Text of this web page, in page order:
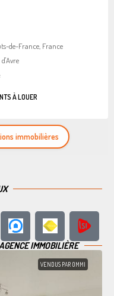
de-France, France
À LOUER
immobilières
IMMOBILIÈRE
VENDUS PAR OMMI